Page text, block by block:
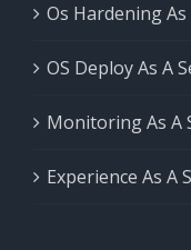
Os Hardening As
OS Deploy As A
Monitoring As A
Experience As A